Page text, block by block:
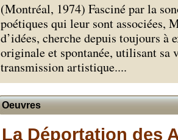
(Montréal, 1974) Fasciné par la
poétiques qui leur sont associées,
d’idées, cherche depuis toujours à
originale et spontanée, utilisant sa
transmission artistique....
Oeuvres
La Déportation des